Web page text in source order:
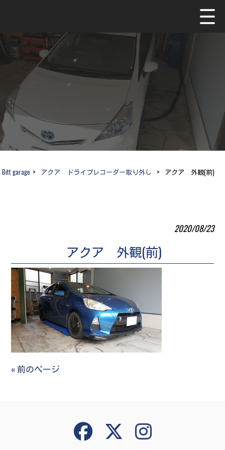
Bitt garage > アクア ドライブレコーダー取り外し > アクア 外観(前)
2020/08/23
アクア 外観(前)
« 前のページ